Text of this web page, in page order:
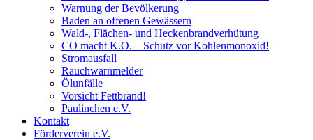
Warnung der Bevölkerung
Baden an offenen Gewässern
Wald-, Flächen- und Heckenbrandverhütung
CO macht K.O. – Schutz vor Kohlenmonoxid!
Stromausfall
Rauchwarnmelder
Ölunfälle
Vorsicht Fettbrand!
Paulinchen e.V.
Kontakt
Förderverein e.V.